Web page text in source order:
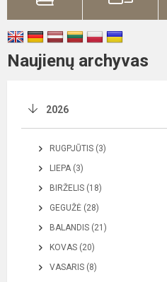
Naujienų archyvas
2026
RUGPJŪTIS (3)
LIEPA (3)
BIRŽELIS (18)
GEGUŽĖ (28)
BALANDIS (21)
KOVAS (20)
VASARIS (8)